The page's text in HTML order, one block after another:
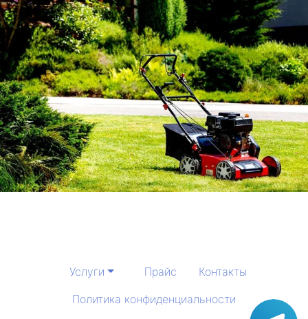
Услуги Прайс
Контакты
Политика конфиденциальности